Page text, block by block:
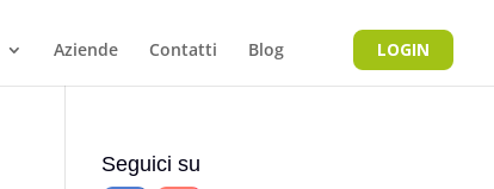
Aziende Contatti Blog LOGIN
Seguici su